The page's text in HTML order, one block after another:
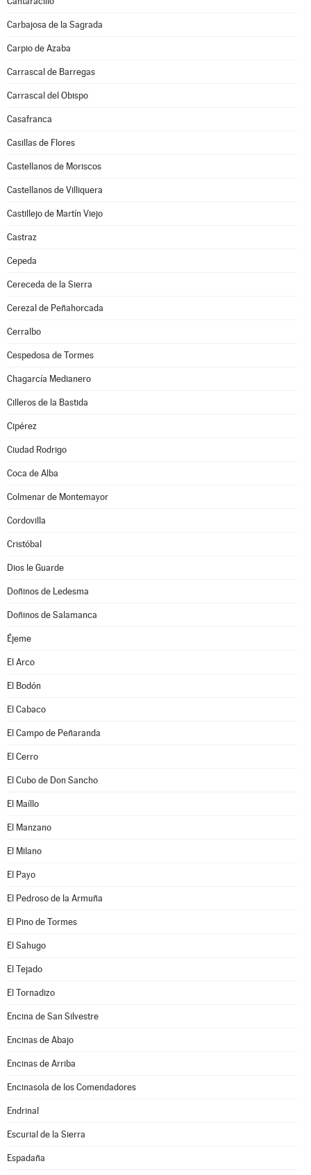
Carbajosa de la Sagrada
Carpio de Azaba
Carrascal de Barregas
Carrascal del Obispo
Casafranca
Casillas de Flores
Castellanos de Moriscos
Castellanos de Villiquera
Castillejo de Martín Viejo
Castraz
Cepeda
Cereceda de la Sierra
Cerezal de Peñahorcada
Cerralbo
Cespedosa de Tormes
Chagarcía Medianero
Cilleros de la Bastida
Cipérez
Ciudad Rodrigo
Coca de Alba
Colmenar de Montemayor
Cordovilla
Cristóbal
Dios le Guarde
Doñinos de Ledesma
Doñinos de Salamanca
Éjeme
El Arco
El Bodón
El Cabaco
El Campo de Peñaranda
El Cerro
El Cubo de Don Sancho
El Maíllo
El Manzano
El Milano
El Payo
El Pedroso de la Armuña
El Pino de Tormes
El Sahugo
El Tejado
El Tornadizo
Encina de San Silvestre
Encinas de Abajo
Encinas de Arriba
Encinasola de los Comendadores
Endrinal
Escurial de la Sierra
Espadaña